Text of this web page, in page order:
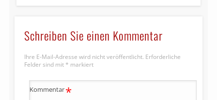
Schreiben Sie einen Kommentar
Ihre E-Mail-Adresse wird nicht veröffentlicht. Erforderliche
Felder sind mit * markiert
Kommentar*